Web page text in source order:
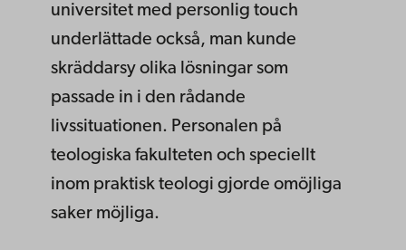
universitet med personlig touch
underlättade också, man kunde
skräddarsy olika lösningar som
passade in i den rådande
livssituationen. Personalen på
teologiska fakulteten och speciellt
inom praktisk teologi gjorde omöjliga
saker möjliga.